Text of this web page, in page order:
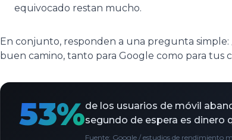
equivocado restan mucho.
En conjunto, responden a una pregunta simple:
buen camino, tanto para Google como para tus
53%de los usuarios de móvil
segundo de espera es dinero
Fuente: Google / estudios de rendimiento